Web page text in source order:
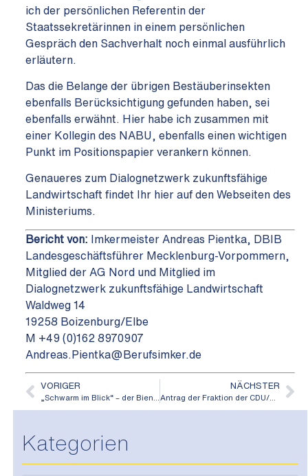
ich der persönlichen Referentin der
Staatssekretärinnen in einem persönlichen
Gespräch den Sachverhalt noch einmal ausführlich
erläutern.
Das die Belange der übrigen Bestäuberinsekten
ebenfalls Berücksichtigung gefunden haben, sei
ebenfalls erwähnt. Hier habe ich zusammen mit
einer Kollegin des NABU, ebenfalls einen wichtigen
Punkt im Positionspapier verankern können.
Genaueres zum Dialognetzwerk zukunftsfähige
Landwirtschaft findet Ihr hier auf den Webseiten des
Ministeriums.
Bericht von: Imkermeister Andreas Pientka, DBIB
Landesgeschäftsführer Mecklenburg-Vorpommern,
Mitglied der AG Nord und Mitglied im
Dialognetzwerk zukunftsfähige Landwirtschaft
Waldweg 14
19258 Boizenburg/Elbe
M +49 (0)162 8970907
Andreas.Pientka@Berufsimker.de
VORIGER NÄCHSTER
Kategorien